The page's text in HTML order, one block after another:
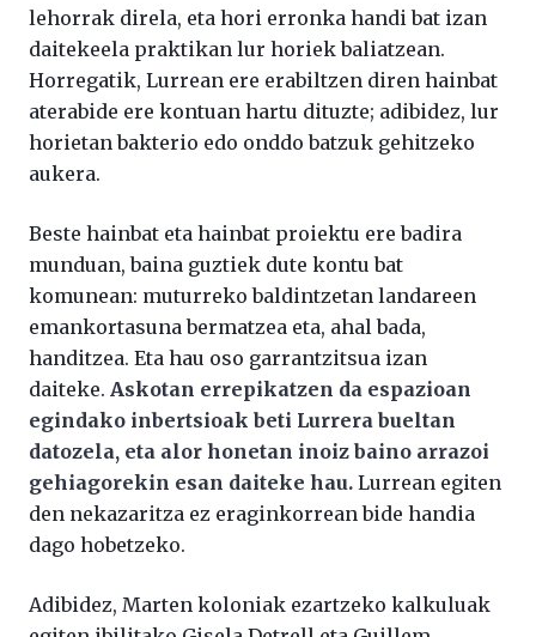
lehorrak direla, eta hori erronka handi bat izan
daitekeela praktikan lur horiek baliatzean.
Horregatik, Lurrean ere erabiltzen diren hainbat
aterabide ere kontuan hartu dituzte; adibidez, lur
horietan bakterio edo onddo batzuk gehitzeko
aukera.
Beste hainbat eta hainbat proiektu ere badira
munduan, baina guztiek dute kontu bat
komunean: muturreko baldintzetan landareen
emankortasuna bermatzea eta, ahal bada,
handitzea. Eta hau oso garrantzitsua izan
daiteke. Askotan errepikatzen da espazioan
egindako inbertsioak beti Lurrera bueltan
datozela, eta alor honetan inoiz baino arrazoi
gehiagorekin esan daiteke hau. Lurrean egiten
den nekazaritza ez eraginkorrean bide handia
dago hobetzeko.
Adibidez, Marten koloniak ezartzeko kalkuluak